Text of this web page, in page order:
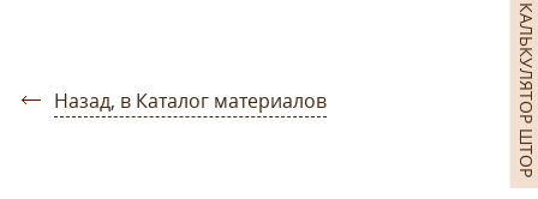
КАЛЬКУЛЯТОР ШТОР
Назад, в Каталог материалов